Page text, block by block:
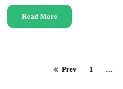
Read More
Prev 1 …